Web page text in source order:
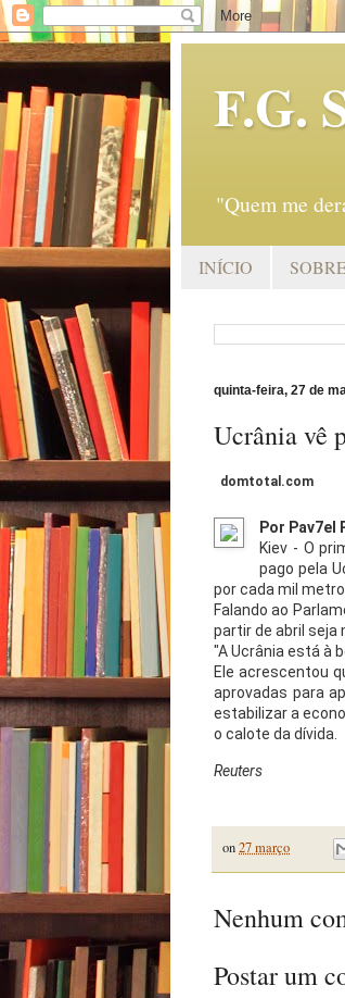
F.G.
"Quem me
INÍCIO
quinta-feira, 27 de
Ucrânia vê
domtotal.com
Por Pav7el
Kiev - O
pago pela
por cada mil
Falando ao
partir de abril seja
"A Ucrânia está à
Ele acrescentou
aprovadas para
estabilizar a
o calote da dívida.
Reuters
on27 março
Nenhum
Postar um